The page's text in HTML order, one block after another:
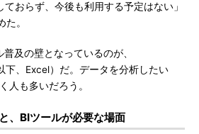
おらず、今後も利用する予定はない」
。
及の壁となっているのが、
下、Excel）だ。データを分析したい
人も多いだろう。
、BIツールが必要な場面